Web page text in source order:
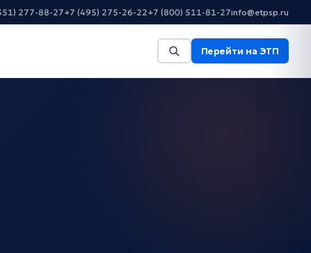
277-88-27+7 (495) 275-26-22+7 (800) 511-81-27info@etpsp.ru
Перейти на ЭТП